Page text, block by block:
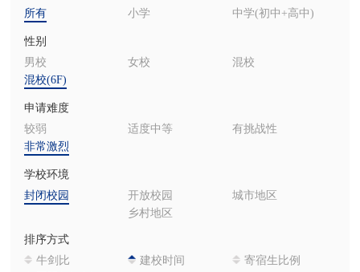
所有
小学 中学(初中+高中)
性别
男校
女校
混校
混校(6F)
申请难度
较弱
适度中等
有挑战性
非常激烈
学校环境
封闭校园
开放校园
城市地区
乡村地区
排序方式
牛剑比
建校时间
寄宿生比例